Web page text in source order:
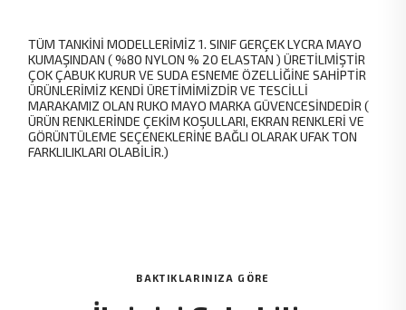
TÜM TANKİNİ MODELLERİMİZ 1. SINIF GERÇEK LYCRA MAYO
KUMAŞINDAN ( %80 NYLON % 20 ELASTAN ) ÜRETİLMİŞTİR
ÇOK ÇABUK KURUR VE SUDA ESNEME ÖZELLİĞİNE SAHİPTİR
ÜRÜNLERİMİZ KENDİ ÜRETİMİMİZDİR VE TESCİLLİ
MARAKAMIZ OLAN RUKO MAYO MARKA GÜVENCESİNDEDİR (
ÜRÜN RENKLERİNDE ÇEKİM KOŞULLARI, EKRAN RENKLERİ VE
GÖRÜNTÜLEME SEÇENEKLERİNE BAĞLI OLARAK UFAK TON
FARKLILIKLARI OLABİLİR.)
BAKTIKLARINIZA GÖRE